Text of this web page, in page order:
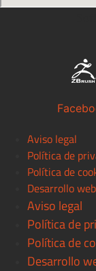
Aviso legal
Política de
Política de
Desarrollo web
Aviso legal
Política de
Política de
Desarrollo